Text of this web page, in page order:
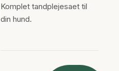
Komplet tandplejesaet til
din hund.